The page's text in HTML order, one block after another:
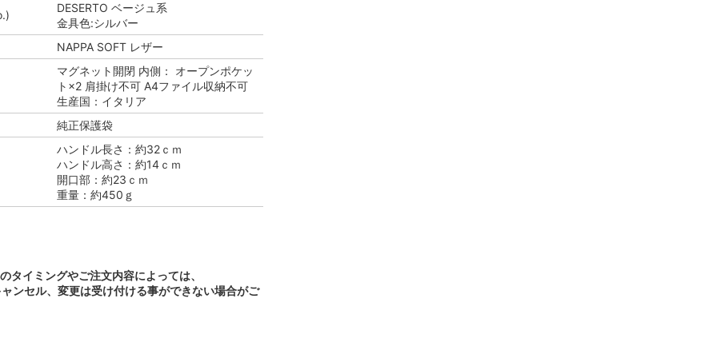
DESERTO ベージュ系
金具色:シルバー
NAPPA SOFT レザー
マグネット開閉 内側： オープンポケッ
ト×2 肩掛け不可 A4ファイル収納不可
生産国：イタリア
純正保護袋
ハンドル長さ：約32ｃｍ
ハンドル高さ：約14ｃｍ
開口部：約23ｃｍ
重量：約450ｇ
タイミングやご注文内容によっては、
ンセル、変更は受け付ける事ができない場合がご